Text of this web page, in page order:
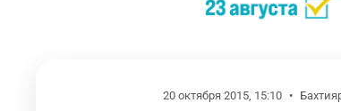
20 октября 2015, 15:10 •